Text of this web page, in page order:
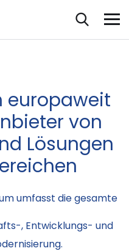
europaweit
von
Lösungen
umfasst die gesamte
, Entwicklungs- und